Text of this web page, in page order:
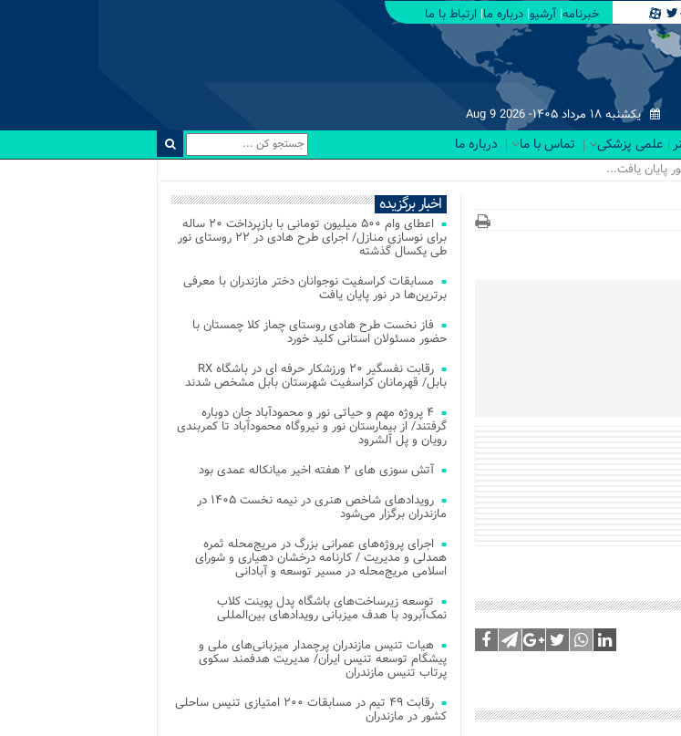
خبرنامه آرشیو درباره ما ارتباط با ما
یکشنبه ۱۸ مرداد ۱۴۰۵- Aug 9 2026
علمی پزشکی تماس با ما درباره ما
پایان یافت...
اخبار برگزیده
اعطای وام ۵۰۰ میلیون تومانی با بازپرداخت ۲۰ ساله
برای نوسازی منازل/ اجرای طرح هادی در ۲۲ روستای نور
طی یکسال گذشته
مسابقات کراسفیت نوجوانان دختر مازندران با معرفی
برترین‌ها در نور پایان یافت
فاز نخست طرح هادی روستای چماز کلا چمستان با
حضور مسئولان استانی کلید خورد
رقابت نفسگیر ۲۰ ورزشکار حرفه ای در باشگاه RX
بابل/ قهرمانان کراسفیت شهرستان بابل مشخص شدند
۴ پروژه مهم و حیاتی نور و محمودآباد جان دوباره
گرفتند/ از بیمارستان نور و نیروگاه محمودآباد تا کمربندی
رویان و پل آلشرود
آتش‌ سوزی‌ های ۲ هفته اخیر میانکاله عمدی بود
رویدادهای شاخص هنری در نیمه نخست ۱۴۰۵ در
مازندران برگزار می‌شود
اجرای پروژه‌های عمرانی بزرگ در مریج‌محله ثمره
همدلی و مدیریت / کارنامه درخشان دهیاری و شورای
اسلامی مریج‌محله در مسیر توسعه و آبادانی
توسعه زیرساخت‌های باشگاه پدل پوینت کلاب
نمک‌آبرود با هدف میزبانی رویدادهای بین‌المللی
هیات تنیس مازندران پرچمدار میزبانی‌های ملی و
پیشگام توسعه تنیس ایران/ مدیریت هدفمند سکوی
پرتاب تنیس مازندران
رقابت ۴۹ تیم در مسابقات ۲۰۰ امتیازی تنیس ساحلی
کشور در مازندران